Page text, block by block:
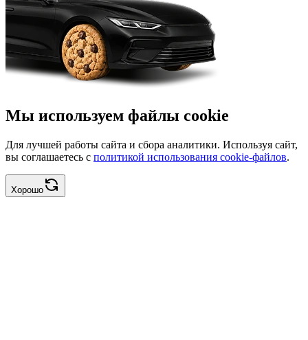
Мы используем файлы cookie
Для лучшей работы сайта и сбора аналитики. Используя сайт,
вы соглашаетесь с политикой использования cookie-файлов.
Хорошо